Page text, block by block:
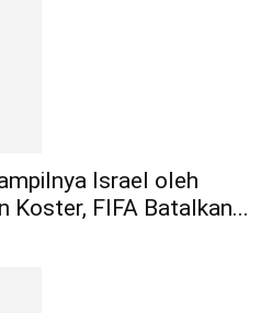
Israel oleh
Koster, FIFA Batalkan...